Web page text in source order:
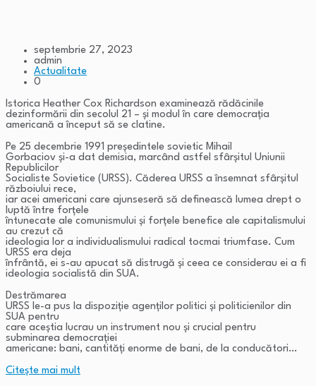
septembrie 27, 2023
admin
Actualitate
0
Istorica Heather Cox Richardson examinează rădăcinile
dezinformării din secolul 21 – și modul în care democrația
americană a început să se clatine.
Pe 25 decembrie 1991 președintele sovietic Mihail
Gorbaciov și-a dat demisia, marcând astfel sfârșitul Uniunii
Republicilor
Socialiste Sovietice (URSS). Căderea URSS a însemnat sfârșitul
războiului rece,
iar acei americani care ajunseseră să definească lumea drept o
luptă între forțele
întunecate ale comunismului și forțele benefice ale capitalismului
au crezut că
ideologia lor a individualismului radical tocmai triumfase. Cum
URSS era deja
înfrântă, ei s-au apucat să distrugă și ceea ce considerau ei a fi
ideologia socialistă din SUA.
Destrămarea
URSS le-a pus la dispoziție agenților politici și politicienilor din
SUA pentru
care aceștia lucrau un instrument nou și crucial pentru
subminarea democrației
americane: bani, cantități enorme de bani, de la conducători…
Citeşte mai mult